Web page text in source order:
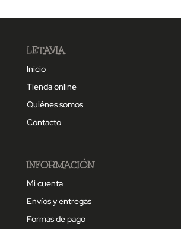
LETAVIA
Inicio
Tienda online
Quiénes somos
Contacto
INFORMACIÓN
Mi cuenta
Envíos y entregas
Formas de pago